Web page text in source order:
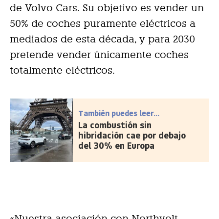
de Volvo Cars. Su objetivo es vender un
50% de coches puramente eléctricos a
mediados de esta década, y para 2030
pretende vender únicamente coches
totalmente eléctricos.
También puedes leer...
La combustión sin
hibridación cae por debajo
del 30% en Europa